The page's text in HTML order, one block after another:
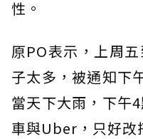
性。
原PO表示，上周
子太多，被通知下
當天下大雨，下午
車與Uber，只好改